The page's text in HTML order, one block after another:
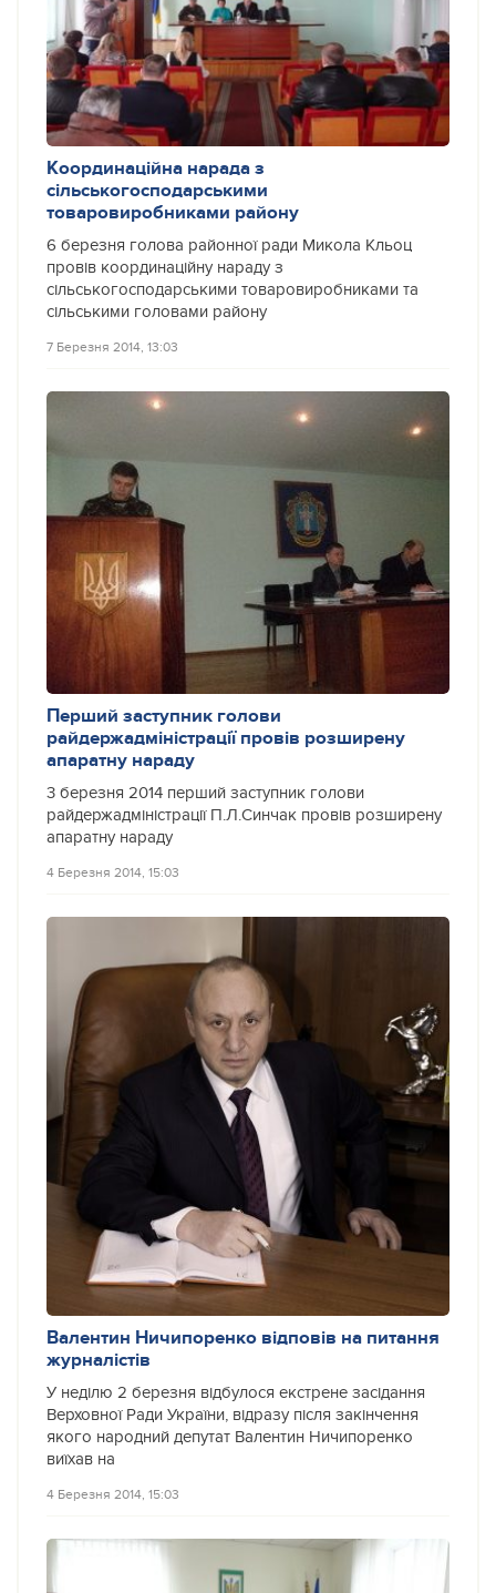
Координаційна нарада з
сільськогосподарськими
товаровиробниками району
6 березня голова районної ради Микола Кльоц
провів координаційну нараду з
сільськогосподарськими товаровиробниками та
сільськими головами району
7 Березня 2014, 13:03
Перший заступник голови
райдержадміністрації провів розширену
апаратну нараду
3 березня 2014 перший заступник голови
райдержадміністрації П.Л.Синчак провів розширену
апаратну нараду
4 Березня 2014, 15:03
Валентин Ничипоренко відповів на питання
журналістів
У неділю 2 березня відбулося екстрене засідання
Верховної Ради України, відразу після закінчення
якого народний депутат Валентин Ничипоренко
виїхав на
4 Березня 2014, 15:03